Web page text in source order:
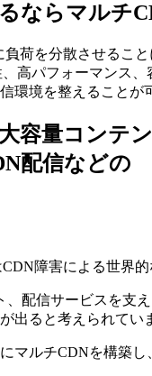
ならマルチ
荷を分散させるこ
⾼パフォーマンス
環境を整えることが
容量コンテン
配信などの
障害による世界
、配信サービスを⽀
出ると考えられてい
マルチCDNを構築